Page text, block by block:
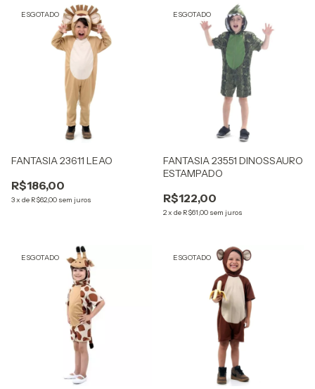
ESGOTADO
FANTASIA 23611 LEAO
R$186,00
3x de R$62,00 sem juros
ESGOTADO
FANTASIA 23551 DINOSSAURO
ESTAMPADO
R$122,00
2x de R$61,00 sem juros
ESGOTADO ESGOTADO